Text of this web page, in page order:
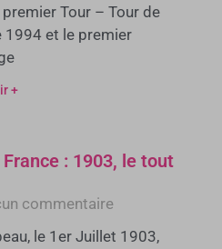
premier Tour – Tour de
1994 et le premier
+
: 1903, le tout
commentaire
le 1er Juillet 1903,